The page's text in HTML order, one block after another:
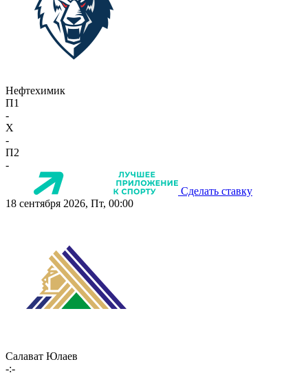
Нефтехимик
П1
-
X
-
П2
-
Сделать ставку
18 сентября 2026, Пт, 00:00
Салават Юлаев
-:-